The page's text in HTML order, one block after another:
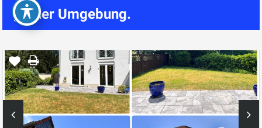
grüner Umgebung.